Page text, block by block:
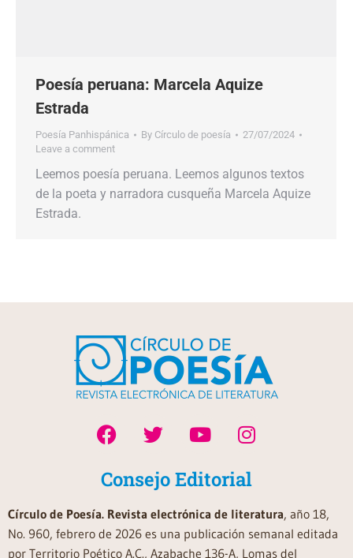
Poesía peruana: Marcela Aquize
Estrada
Poesía Panhispánica By Círculo de poesía
27/07/2024
Leave a comment
Leemos poesía peruana. Leemos algunos textos
de la poeta y narradora cusqueña Marcela Aquize
Estrada.
Consejo Editorial
Círculo de Poesía. Revista electrónica de literatura, año 18,
No. 960, febrero de 2026 es una publicación semanal editada
por Territorio Poético A.C., Azabache 136-A, Lomas del